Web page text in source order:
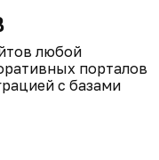
любой
порталов
с базами